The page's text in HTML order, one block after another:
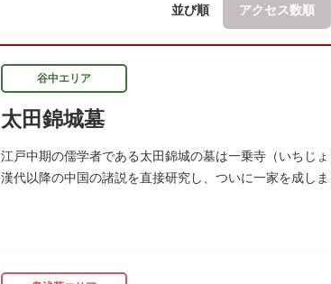
並び順 アクセス数順
谷中エリア
太田錦城墓
江戸中期の儒学者である太田錦城の墓は一乗寺（いちじ
漢代以降の中国の諸説を直接研究し、ついに一家を成し